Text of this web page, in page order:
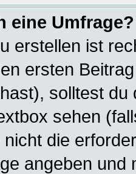
eine Umfrage?
erstellen ist
ersten
solltest
sehen
die
angeben und